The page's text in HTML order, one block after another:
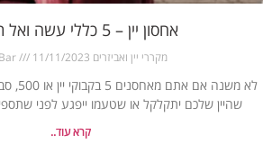
אחסון יין – 5 כללי עשה ואל תעשה
מקררי יין ואביזרים WineBar 11/11/2023
לא משנה
שהיין שלכם יתקלקל או שטעמו ייפגע לפני
קרא עוד..